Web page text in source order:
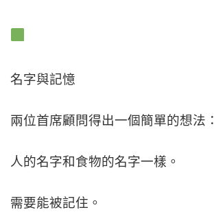
名字與記憶
兩位首席顧問得出一個簡單的想法：
人的名字和食物的名字一樣。
需要能被記住。